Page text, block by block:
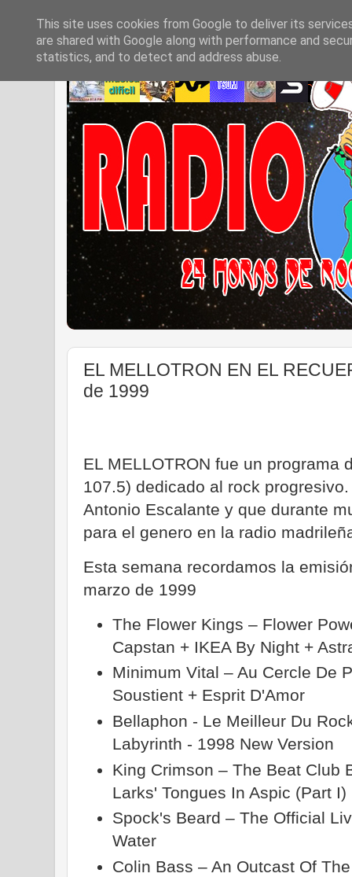
EL MELLOTRON EN EL
de 1999
EL MELLOTRON fue un programa
107.5) dedicado al rock
Antonio Escalante y que durante
para el genero en la radio
Esta semana recordamos la
marzo de 1999
The Flower Kings ‎– Flower
Capstan + IKEA By Night +
Minimum Vital – Au Cercle De
Soustient + Esprit D'Amor
Bellaphon - Le Meilleur Du
Labyrinth - 1998 New Version
King Crimson ‎– The Beat Club
Larks' Tongues In Aspic (Part I)
Spock's Beard ‎– The Official
Water
Colin Bass ‎– An Outcast Of
This site uses cookies from Google to deliver its
are shared with Google along with performance and
statistics, and to detect and address abuse.